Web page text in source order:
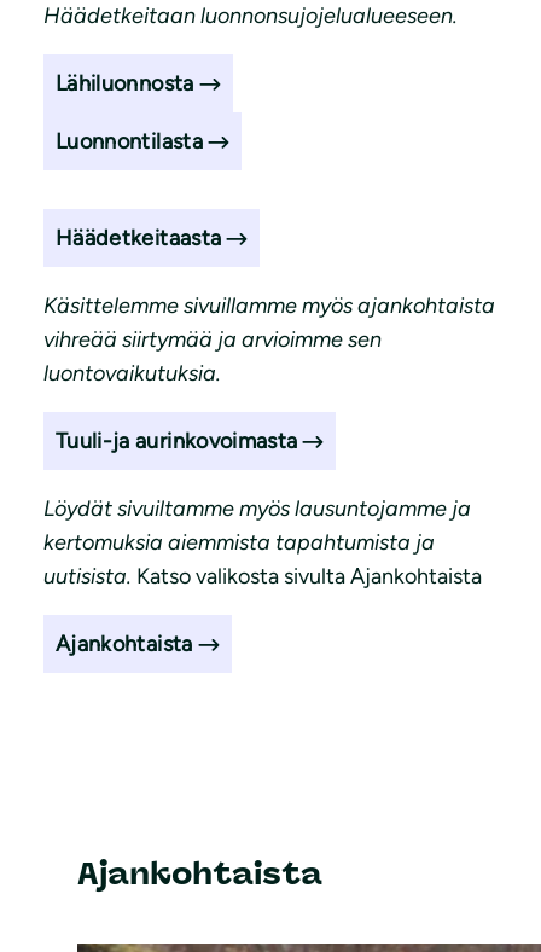
Häädetkeitaan luonnonsujojelualueeseen.
Lähiluonnosta
Luonnontilasta
Häädetkeitaasta
Käsittelemme sivuillamme myös ajankohtaista
vihreää siirtymää ja arvioimme sen
luontovaikutuksia.
Tuuli-ja aurinkovoimasta
Löydät sivuiltamme myös lausuntojamme ja
kertomuksia aiemmista tapahtumista ja
uutisista. Katso valikosta sivulta Ajankohtaista
Ajankohtaista
Ajankohtaista